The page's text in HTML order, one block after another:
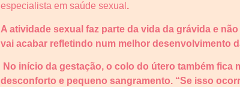
especialista em saúde sexual .
A atividade sexual faz parte da vida da grávida e
vai acabar refletindo num melhor desenvolvimento
No início da gestação, o colo do útero também
desconforto e pequeno sangramento. “Se isso